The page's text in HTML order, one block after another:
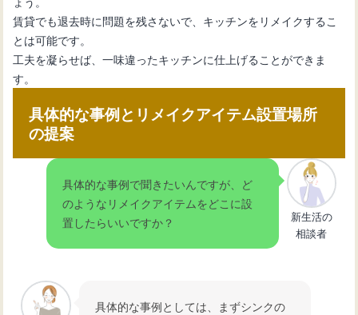
賃貸でも退去時に問題を残さないで、キッチンをリメイクするこ
とは可能です。
工夫を凝らせば、一味違ったキッチンに仕上げることができま
す。
具体的な事例とリメイクアイテム設置場所
の提案
具体的な事例で聞きたいんですが、ど
のようなリメイクアイテムをどこに設
置したらいいですか？
新生活の
相談者
具体的な事例としては、まずシンクの